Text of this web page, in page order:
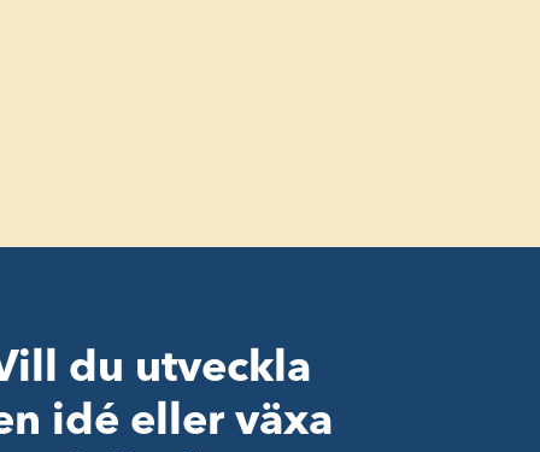
du utveckla
idé eller växa